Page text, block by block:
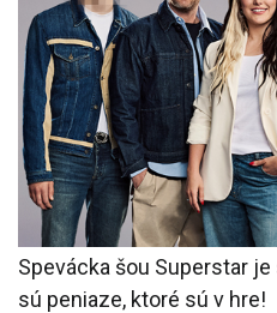
Spevácka šou Superstar
sú peniaze, ktoré sú v hre!